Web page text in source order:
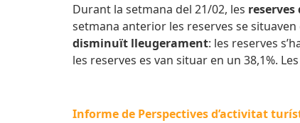
Durant la setmana del 21/02, les reserves
setmana anterior les reserves se
disminuït lleugerament: les reserves
les reserves es van situar en un 38,1%. Les
Informe de Perspectives d’activitat